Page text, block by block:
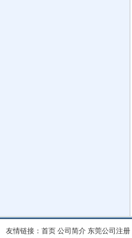
友情链接： 首页 公司简介 东莞公司注册